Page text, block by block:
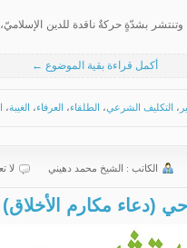
بشدّةٍ حركةٌ ناقدة للدين
أكمل قراءة بقية الموضوع ←
، التكليف الشرعي، الطلقاء، العرفاء، الغيبة،
الكاتب : الشیخ محمد دهیني لا
(دعاء مكارم الأخلاق)